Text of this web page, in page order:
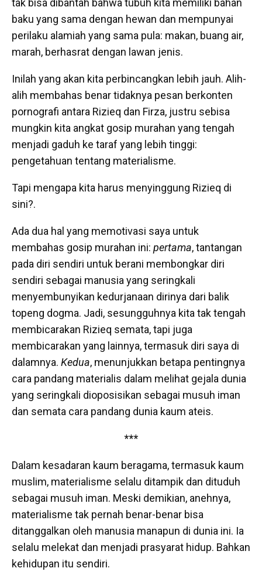
baku yang sama dengan hewan dan mempunyai
perilaku alamiah yang sama pula: makan, buang air,
marah, berhasrat dengan lawan jenis.
Inilah yang akan kita perbincangkan lebih jauh. Alih-
alih membahas benar tidaknya pesan berkonten
pornografi antara Rizieq dan Firza, justru sebisa
mungkin kita angkat gosip murahan yang tengah
menjadi gaduh ke taraf yang lebih tinggi:
pengetahuan tentang materialisme.
Tapi mengapa kita harus menyinggung Rizieq di
sini?.
Ada dua hal yang memotivasi saya untuk
membahas gosip murahan ini: pertama, tantangan
pada diri sendiri untuk berani membongkar diri
sendiri sebagai manusia yang seringkali
menyembunyikan kedurjanaan dirinya dari balik
topeng dogma. Jadi, sesungguhnya kita tak tengah
membicarakan Rizieq semata, tapi juga
membicarakan yang lainnya, termasuk diri saya di
dalamnya. Kedua, menunjukkan betapa pentingnya
cara pandang materialis dalam melihat gejala dunia
yang seringkali dioposisikan sebagai musuh iman
dan semata cara pandang dunia kaum ateis.
***
Dalam kesadaran kaum beragama, termasuk kaum
muslim, materialisme selalu ditampik dan dituduh
sebagai musuh iman. Meski demikian, anehnya,
materialisme tak pernah benar-benar bisa
ditanggalkan oleh manusia manapun di dunia ini. Ia
selalu melekat dan menjadi prasyarat hidup. Bahkan
kehidupan itu sendiri.